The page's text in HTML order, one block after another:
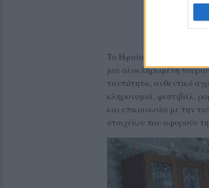
Το Ηφαίστειο Ανεμώτιας,
μια ολοκληρωμένη
ταυτότητα, αυθεντικό
κληρονομιά, φεστιβάλ,
και επικοινωνία με την
στοιχείων που αφορούν